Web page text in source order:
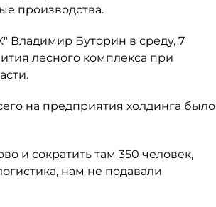
производства.
Владимир Буторин в среду, 7
лесного комплекса при
на предприятия холдинга было
и сократить там 350 человек,
нам не подавали